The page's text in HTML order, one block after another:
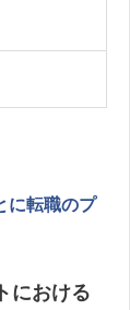
に転職のプ
における